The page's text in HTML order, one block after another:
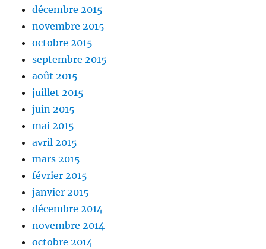
décembre 2015
novembre 2015
octobre 2015
septembre 2015
août 2015
juillet 2015
juin 2015
mai 2015
avril 2015
mars 2015
février 2015
janvier 2015
décembre 2014
novembre 2014
octobre 2014